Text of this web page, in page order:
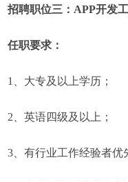
招聘职位三：APP开发
任职要求：
1、大专及以上学历；
2、英语四级及以上；
3、有行业工作经验者优